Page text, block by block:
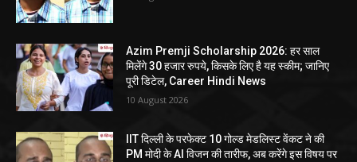
Azim Premji Scholarship 2026: हर साल
मिलेंगे 30 हजार रुपये, किसके लिए है यह स्कीम; जानिए
पूरी डिटेल, Career Hindi News
10 August 2026
IIT दिल्ली के परफेक्ट 10 गोल्ड मेडलिस्ट वेंकट ने की
PM मोदी के AI विजन की तारीफ, अब करेंगे इस विषय पर